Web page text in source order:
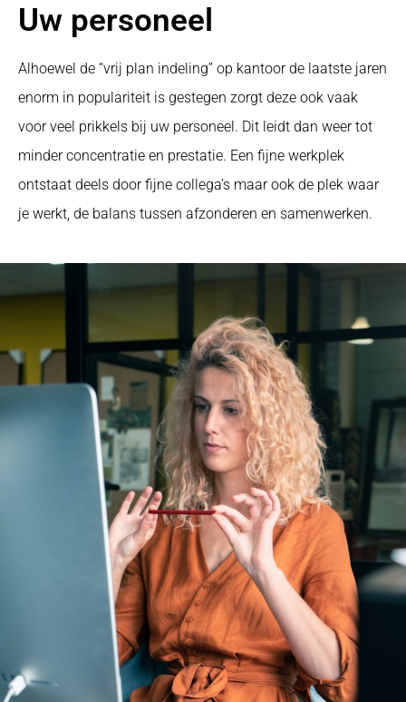
Uw personeel
Alhoewel de “vrij plan indeling” op kantoor de laatste jaren
enorm in populariteit is gestegen zorgt deze ook vaak
voor veel prikkels bij uw personeel. Dit leidt dan weer tot
minder concentratie en prestatie. Een fijne werkplek
ontstaat deels door fijne collega’s maar ook de plek waar
je werkt, de balans tussen afzonderen en samenwerken.